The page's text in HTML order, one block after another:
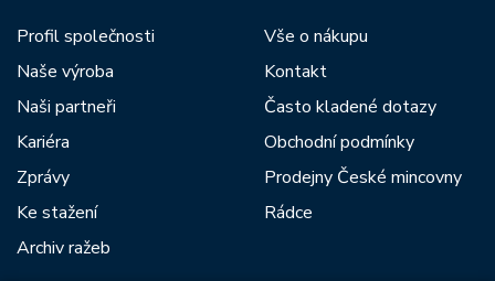
Profil společnosti
Naše výroba
Naši partneři
Kariéra
Zprávy
Ke stažení
Archiv ražeb
Vše o nákupu
Kontakt
Často kladené dotazy
Obchodní podmínky
Prodejny České mincovny
Rádce